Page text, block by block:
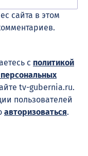
сайта в этом
с политикой
tv-gubernia.ru.
пользователей
авторизоваться.